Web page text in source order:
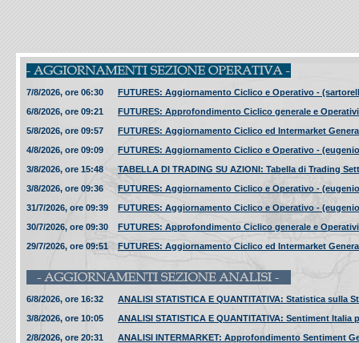
7/8/2026, ore 06:30
FUTURES: Aggiornamento Ciclico e Operativo -
6/8/2026, ore 09:21
FUTURES: Approfondimento Ciclico generale e
5/8/2026, ore 09:57
FUTURES: Aggiornamento Ciclico ed Intermarket
4/8/2026, ore 09:09
FUTURES: Aggiornamento Ciclico e Operativo -
3/8/2026, ore 15:48
TABELLA DI TRADING SU AZIONI: Tabella di Trading
3/8/2026, ore 09:36
FUTURES: Aggiornamento Ciclico e Operativo -
31/7/2026, ore 09:39
FUTURES: Aggiornamento Ciclico e Operativo -
30/7/2026, ore 09:30
FUTURES: Approfondimento Ciclico generale e
29/7/2026, ore 09:51
FUTURES: Aggiornamento Ciclico ed Intermarket
6/8/2026, ore 16:32
ANALISI STATISTICA E QUANTITATIVA: Statistica
3/8/2026, ore 10:05
ANALISI STATISTICA E QUANTITATIVA: Sentiment
2/8/2026, ore 20:31
ANALISI INTERMARKET: Approfondimento Sentiment